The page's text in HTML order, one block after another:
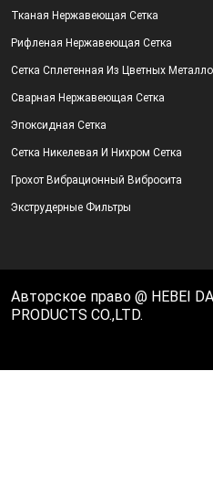
Тканая Нержавеющая Сетка
Рифленая Нержавеющая Сетка
Сетка Сплетенная Из Цветных
Сварная Нержавеющая Сетка
Эпоксидная Сетка
Сетка Никелевая И Нихром Сетка
Грохот Вибрационный Вибросита
Экструдерные Фильтры
Авторское право @ HEBEI
PRODUCTS CO.,LTD.